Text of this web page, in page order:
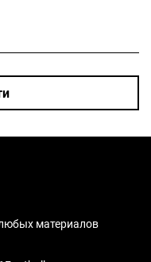
материалов